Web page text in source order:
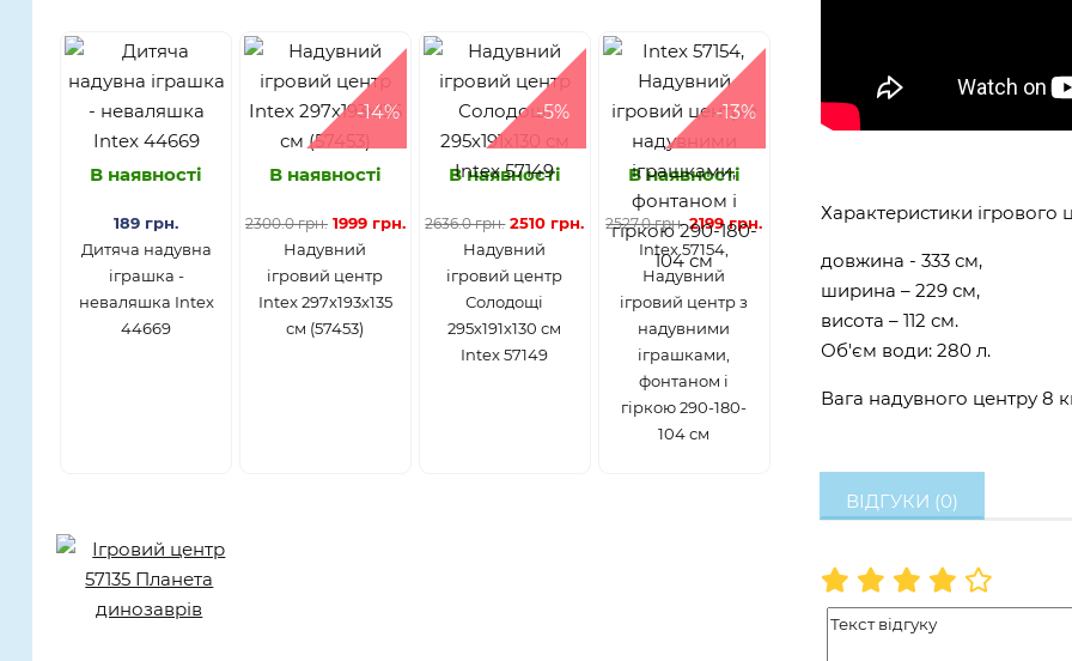
В наявності
189 грн.
Дитяча надувна
іграшка -
неваляшка Intex
44669
-14%
В наявності
2300.0 грн. 1999 грн.
Надувний
ігровий центр
Intex 297х193х135
см (57453)
-5%
В наявності
2636.0 грн. 2510 грн.
Надувний
ігровий центр
Солодощі
295х191х130 см
Intex 57149
-13%
В наявності
2527.0 грн. 2199 грн.
Intex 57154,
Надувний
ігровий центр з
надувними
іграшками,
фонтаном і
гіркою 290-180-
104 см
Характеристики ігрового
довжина - 333 см,
ширина – 229 см,
висота – 112 см.
Об'єм води: 280 л.
Вага надувного центру 8
ВІДГУКИ (0)